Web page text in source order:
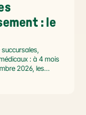
: le
: à 4 mois
2026, les
Ce guide